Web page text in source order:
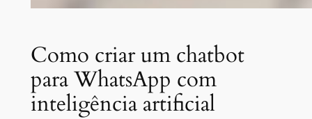
Como criar um chatbot
para WhatsApp com
inteligência artificial